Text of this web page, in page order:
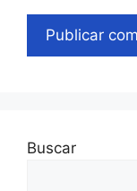
Buscar